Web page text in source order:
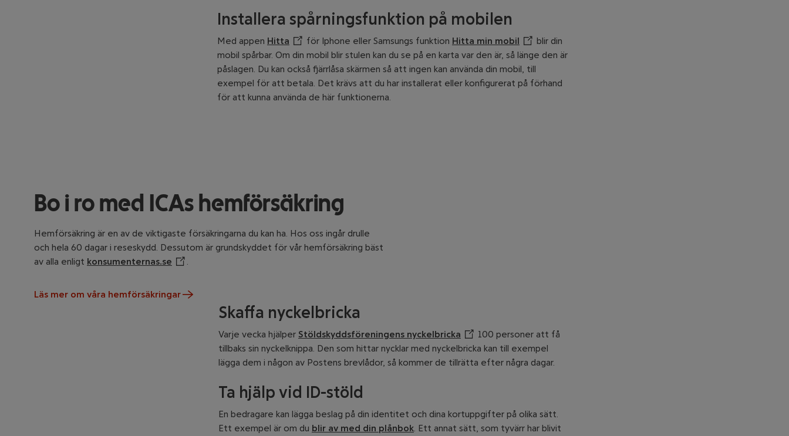
Installera spårningsfunktion på mobilen
Med appen Hitta Öppnar annan webbplats
för Iphone eller Samsungs funktion Hitta min mobil Öppnar annan webbplats
blir din
mobil spårbar. Om din mobil blir stulen kan du se på en karta var den är, så länge den är
påslagen. Du kan också fjärrlåsa skärmen så att ingen kan använda din mobil, till
exempel för att betala. Det krävs att du har installerat eller konfigurerat på förhand
för att kunna använda de här funktionerna.
Bo i ro med ICAs hemförsäkring
Hemförsäkring är en av de viktigaste försäkringarna du kan ha. Hos oss ingår drulle
och hela 60 dagar i reseskydd. Dessutom är grundskyddet för vår hemförsäkring bäst
av alla enligt konsumenternas.se Öppnar annan webbplats
.
Läs mer om våra hemförsäkringar
Skaffa nyckelbricka
Varje vecka hjälper Stöldskyddsföreningens nyckelbricka Öppnar annan webbplats
100 personer att få
tillbaks sin nyckelknippa. Den som hittar nycklar med nyckelbricka kan till exempel
lägga dem i någon av Postens brevlådor, så kommer de tillrätta efter några dagar.
Ta hjälp vid ID-stöld
En bedragare kan lägga beslag på din identitet och dina kortuppgifter på olika sätt.
Ett exempel är om du blir av med din plånbok. Ett annat sätt, som tyvärr har blivit